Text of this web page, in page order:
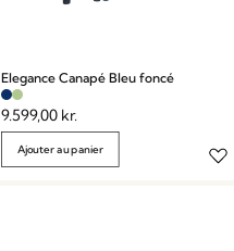
Elegance Canapé Bleu foncé
9.599,00 kr.
Ajouter au panier